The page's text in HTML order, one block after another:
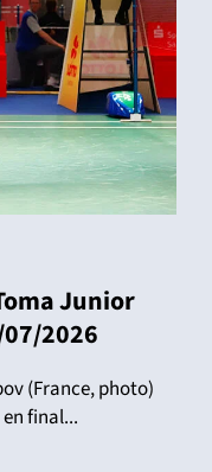
Junior
2026
(France, photo)
final...